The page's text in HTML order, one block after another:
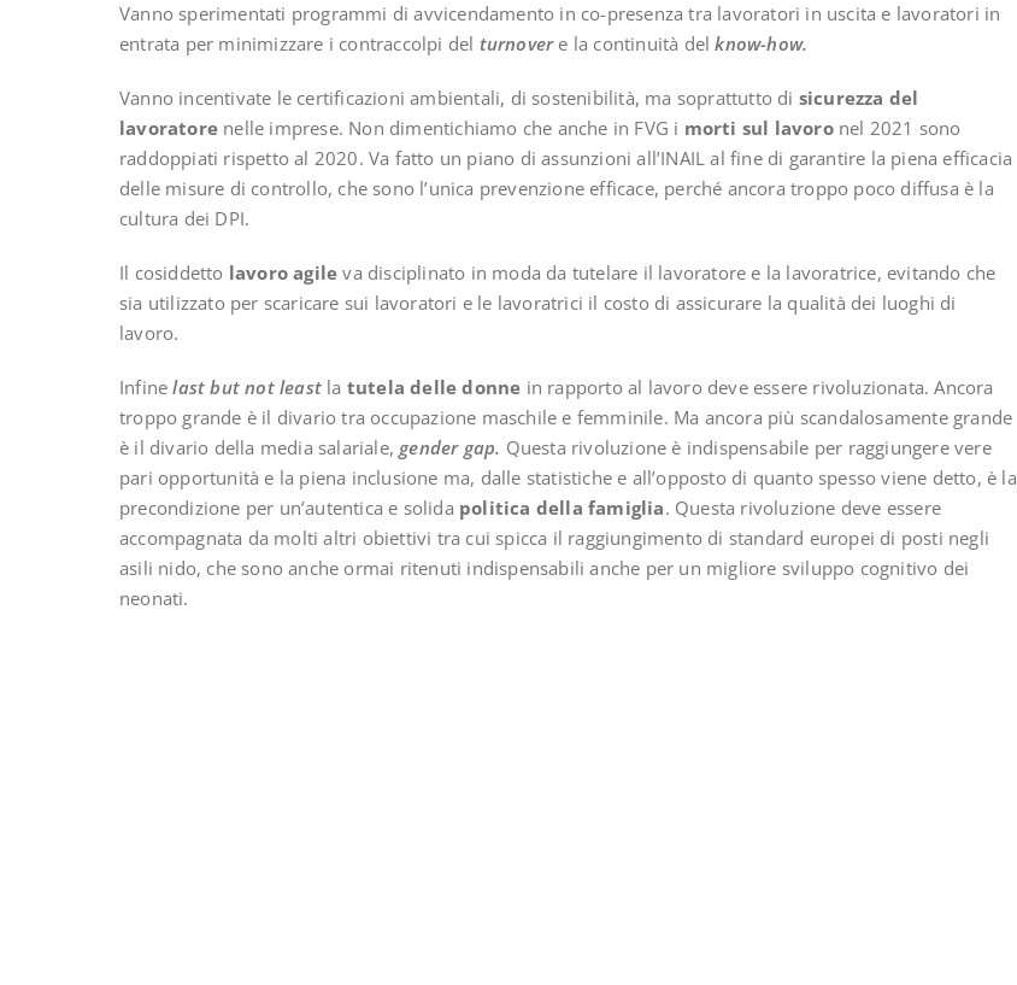
Vanno sperimentati programmi di avvicendamento in co-presenza tra lavoratori in uscita e lavoratori in
entrata per minimizzare i contraccolpi del turnovere la continuità del know-how.
Vanno incentivate le certificazioni ambientali, di sostenibilità, ma soprattutto di sicurezza del
lavoratore nelle imprese. Non dimentichiamo che anche in FVG i morti sul lavoronel 2021 sono
raddoppiati rispetto al 2020. Va fatto un piano di assunzioni all’INAIL al fine di garantire la piena efficacia
delle misure di controllo, che sono l’unica prevenzione efficace, perché ancora troppo poco diffusa è la
cultura dei DPI.
Il cosiddetto lavoro agile va disciplinato in moda da tutelare il lavoratore e la lavoratrice, evitando che
sia utilizzato per scaricare sui lavoratori e le lavoratrici il costo di assicurare la qualità dei luoghi di
lavoro.
Infinelast but not least la tutela delle donne in rapporto al lavoro deve essere rivoluzionata. Ancora
troppo grande è il divario tra occupazione maschile e femminile. Ma ancora più scandalosamente grande
è il divario della media salariale, gender gap. Questa rivoluzione è indispensabile per raggiungere vere
pari opportunità e la piena inclusione ma, dalle statistiche e all’opposto di quanto spesso viene detto, è la
precondizione per un’autentica e solida politica della famiglia. Questa rivoluzione deve essere
accompagnata da molti altri obiettivi tra cui spicca il raggiungimento di standard europei di posti negli
asili nido, che sono anche ormai ritenuti indispensabili anche per un migliore sviluppo cognitivo dei
neonati.